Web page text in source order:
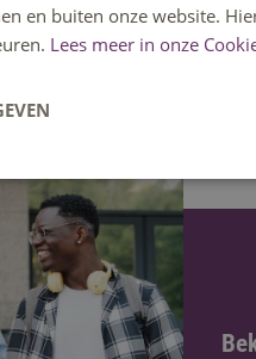
en buiten onze website.
Lees meer in onze